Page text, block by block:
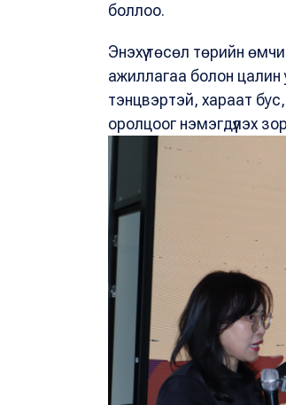
боллоо.
Энэхүү төсөл төрийн
ажиллагаа болон
тэнцвэртэй, хараат бус,
оролцоог нэмэгдүүлэх